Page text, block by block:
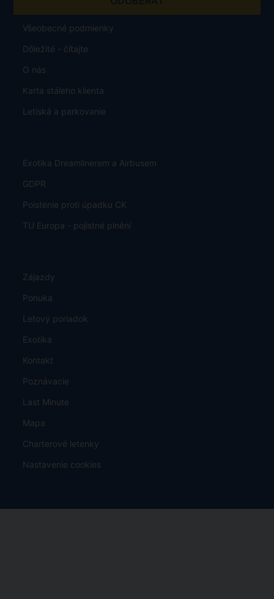
Všeobecné podmienky
Dôležité - čítajte
O nás
Karta stáleho klienta
Letiská a parkovanie
Exotika Dreamlinerem a Airbusem
GDPR
Poistenie proti úpadku CK
TU Europa - pojistné plnění
Zájazdy
Ponuka
Letový poriadok
Exotika
Kontakt
Poznávacie
Last Minute
Mapa
Charterové letenky
Nastavenie cookies